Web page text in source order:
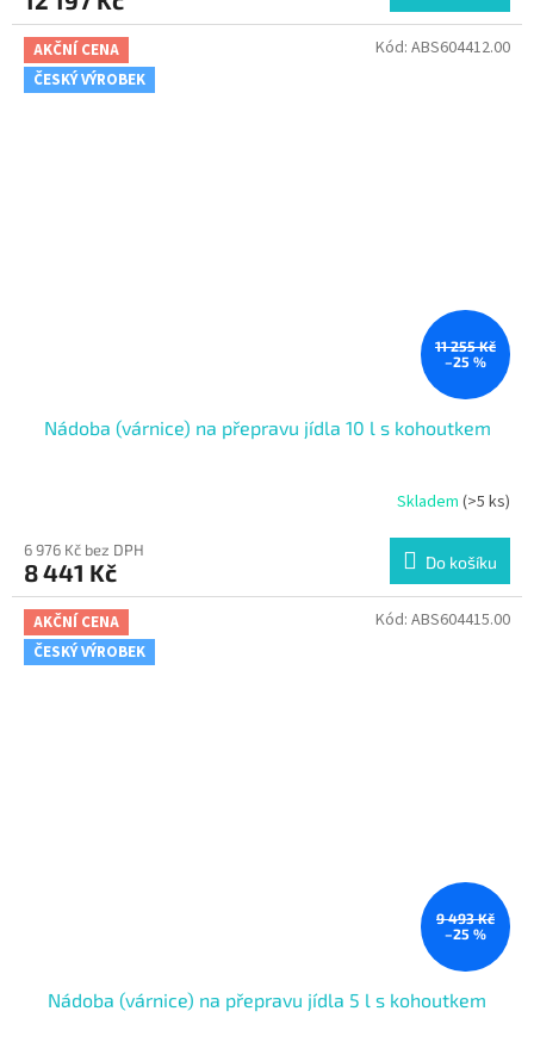
AKČNÍ CENA
ČESKÝ VÝROBEK
11 255 Kč
–25 %
Nádoba (várnice) na přepravu jídla 10 l s kohoutkem
Skladem (>5 ks)
6 976 Kč bez DPH
8 441 Kč Do košíku
Kód: ABS604412.00
AKČNÍ CENA
ČESKÝ VÝROBEK
9 493 Kč
–25 %
Nádoba (várnice) na přepravu jídla 5 l s kohoutkem
Kód: ABS604415.00